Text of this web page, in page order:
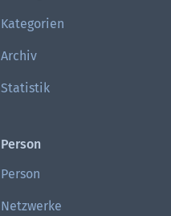
Kategorien
Archiv
Statistik
Person
Person
Netzwerke